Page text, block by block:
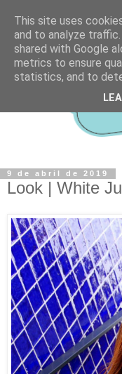
9 de abril de 2019
Look | White
This site uses
and to analyze
shared with Google
metrics to ensure
statistics, and to